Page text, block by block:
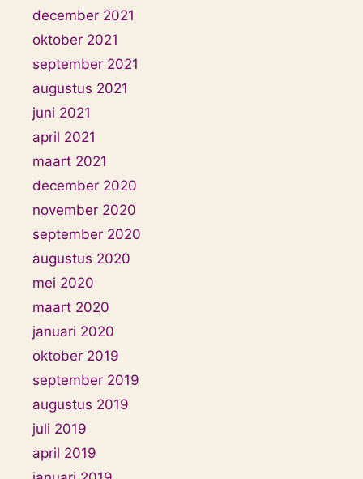
december 2021
oktober 2021
september 2021
augustus 2021
juni 2021
april 2021
maart 2021
december 2020
november 2020
september 2020
augustus 2020
mei 2020
maart 2020
januari 2020
oktober 2019
september 2019
augustus 2019
juli 2019
april 2019